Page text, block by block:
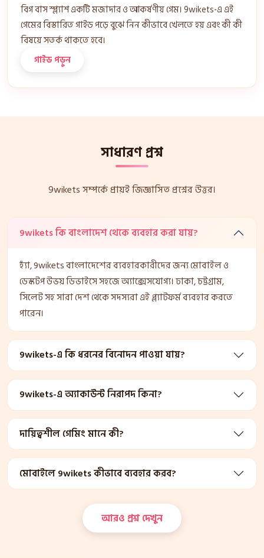
বিগ বাস স্প্ল্যাশ একটি মজাদার ও আকর্ষণীয় গেম। 9wikets-এ এই
গেমের বিস্তারিত গাইড পড়ে বুঝে নিন কীভাবে খেলতে হয় এবং কী কী
বিষয়ে সতর্ক থাকতে হবে।
গাইড পড়ুন
সাধারণ প্রশ্ন
9wikets সম্পর্কে প্রায়ই জিজ্ঞাসিত প্রশ্নের উত্তর।
9wikets কি বাংলাদেশ থেকে ব্যবহার করা যায়?
হ্যাঁ, 9wikets বাংলাদেশের ব্যবহারকারীদের জন্য মোবাইল ও
ডেস্কটপ উভয় ডিভাইসে সহজে অ্যাক্সেসযোগ্য। ঢাকা, চট্টগ্রাম,
সিলেট সহ সারা দেশ থেকে সদস্যরা এই প্ল্যাটফর্ম ব্যবহার করতে
পারেন।
9wikets-এ কি ধরনের বিনোদন পাওয়া যায়?
9wikets-এ অ্যাকাউন্ট নিরাপদ কিনা?
দায়িত্বশীল গেমিং মানে কী?
মোবাইলে 9wikets কীভাবে ব্যবহার করব?
আরও প্রশ্ন দেখুন